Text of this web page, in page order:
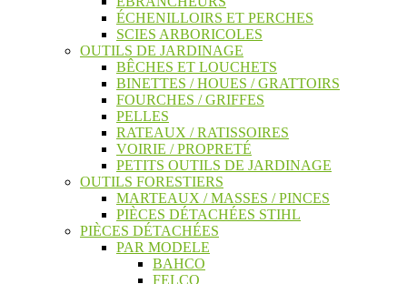
ÉCHENILLOIRS ET PERCHES
SCIES ARBORICOLES
OUTILS DE JARDINAGE
BÊCHES ET LOUCHETS
BINETTES / HOUES / GRATTOIRS
FOURCHES / GRIFFES
PELLES
RATEAUX / RATISSOIRES
VOIRIE / PROPRETÉ
PETITS OUTILS DE JARDINAGE
OUTILS FORESTIERS
MARTEAUX / MASSES / PINCES
PIÈCES DÉTACHÉES STIHL
PIÈCES DÉTACHÉES
PAR MODELE
BAHCO
FELCO